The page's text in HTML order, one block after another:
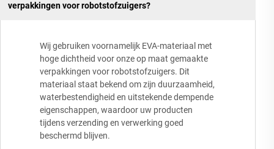
verpakkingen voor robotstofzuigers?
Wij gebruiken voornamelijk EVA-materiaal met
hoge dichtheid voor onze op maat gemaakte
verpakkingen voor robotstofzuigers. Dit
materiaal staat bekend om zijn duurzaamheid,
waterbestendigheid en uitstekende dempende
eigenschappen, waardoor uw producten
tijdens verzending en verwerking goed
beschermd blijven.